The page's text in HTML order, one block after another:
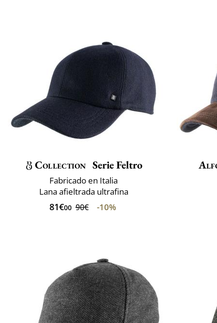
Collection Serie Feltro
Fabricado en Italia
Lana afieltrada ultrafina
81€00 90€ -10%